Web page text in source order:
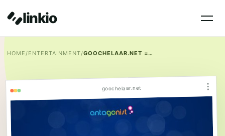
linkio
HOME/ENTERTAINMENT/ GOOCHELAAR.NET = DE SNELSTE VINGERS VAN NL!
goochelaar.net ⋮